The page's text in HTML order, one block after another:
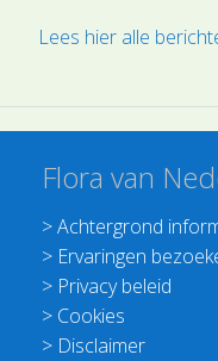
Lees hier alle
Flora van
>Achtergrond
> Ervaringen
> Privacy beleid
> Cookies
> Disclaimer